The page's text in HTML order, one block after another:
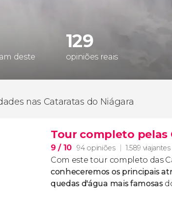
Ver todos os destinos
deste
129
opiniões reais
nas Cataratas do Niágara
Tour completo pelas
9/ 10 94 opiniões 1.589 viajantes
Com este tour completo das
conheceremos os principais
quedas d'água mais famosas